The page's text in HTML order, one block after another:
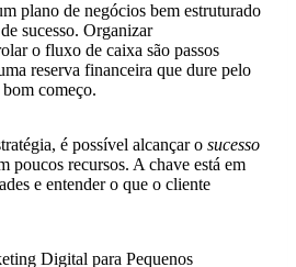
plano de negócios bem estruturado
sucesso. Organizar
o fluxo de caixa são passos
reserva financeira que dure pelo
bom começo.
é possível alcançar o sucesso
poucos recursos. A chave está em
e entender o que o cliente
Digital para Pequenos